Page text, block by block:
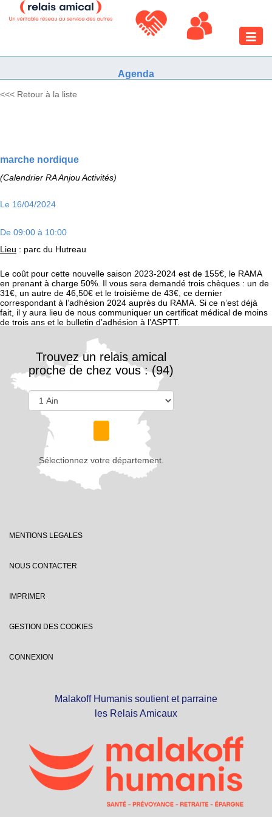
Toggle
Agenda
<<< Retour à la liste
marche nordique
(Calendrier RA Anjou Activités)
Le 16/04/2024
De 09:00 à 10:00
Lieu : parc du Hutreau
Le coût pour cette nouvelle saison 2023-2024 est de 155€, le RAMA
en prenant à charge 50%. Il vous sera demandé trois chèques : un de
31€, un autre de 46,50€ et le troisième de 43€, ce dernier
correspondant à l’adhésion 2024 auprès du RAMA. Si ce n’est déjà
fait, il y aura lieu de nous communiquer un certificat médical de moins
de trois ans et le bulletin d’adhésion à l’ASPTT.
Trouvez un relais amical
proche de chez vous : (94)
Sélectionnez votre département.
MENTIONS LEGALES
NOUS CONTACTER
IMPRIMER
GESTION DES COOKIES
CONNEXION
Malakoff Humanis soutient et parraine
les Relais Amicaux